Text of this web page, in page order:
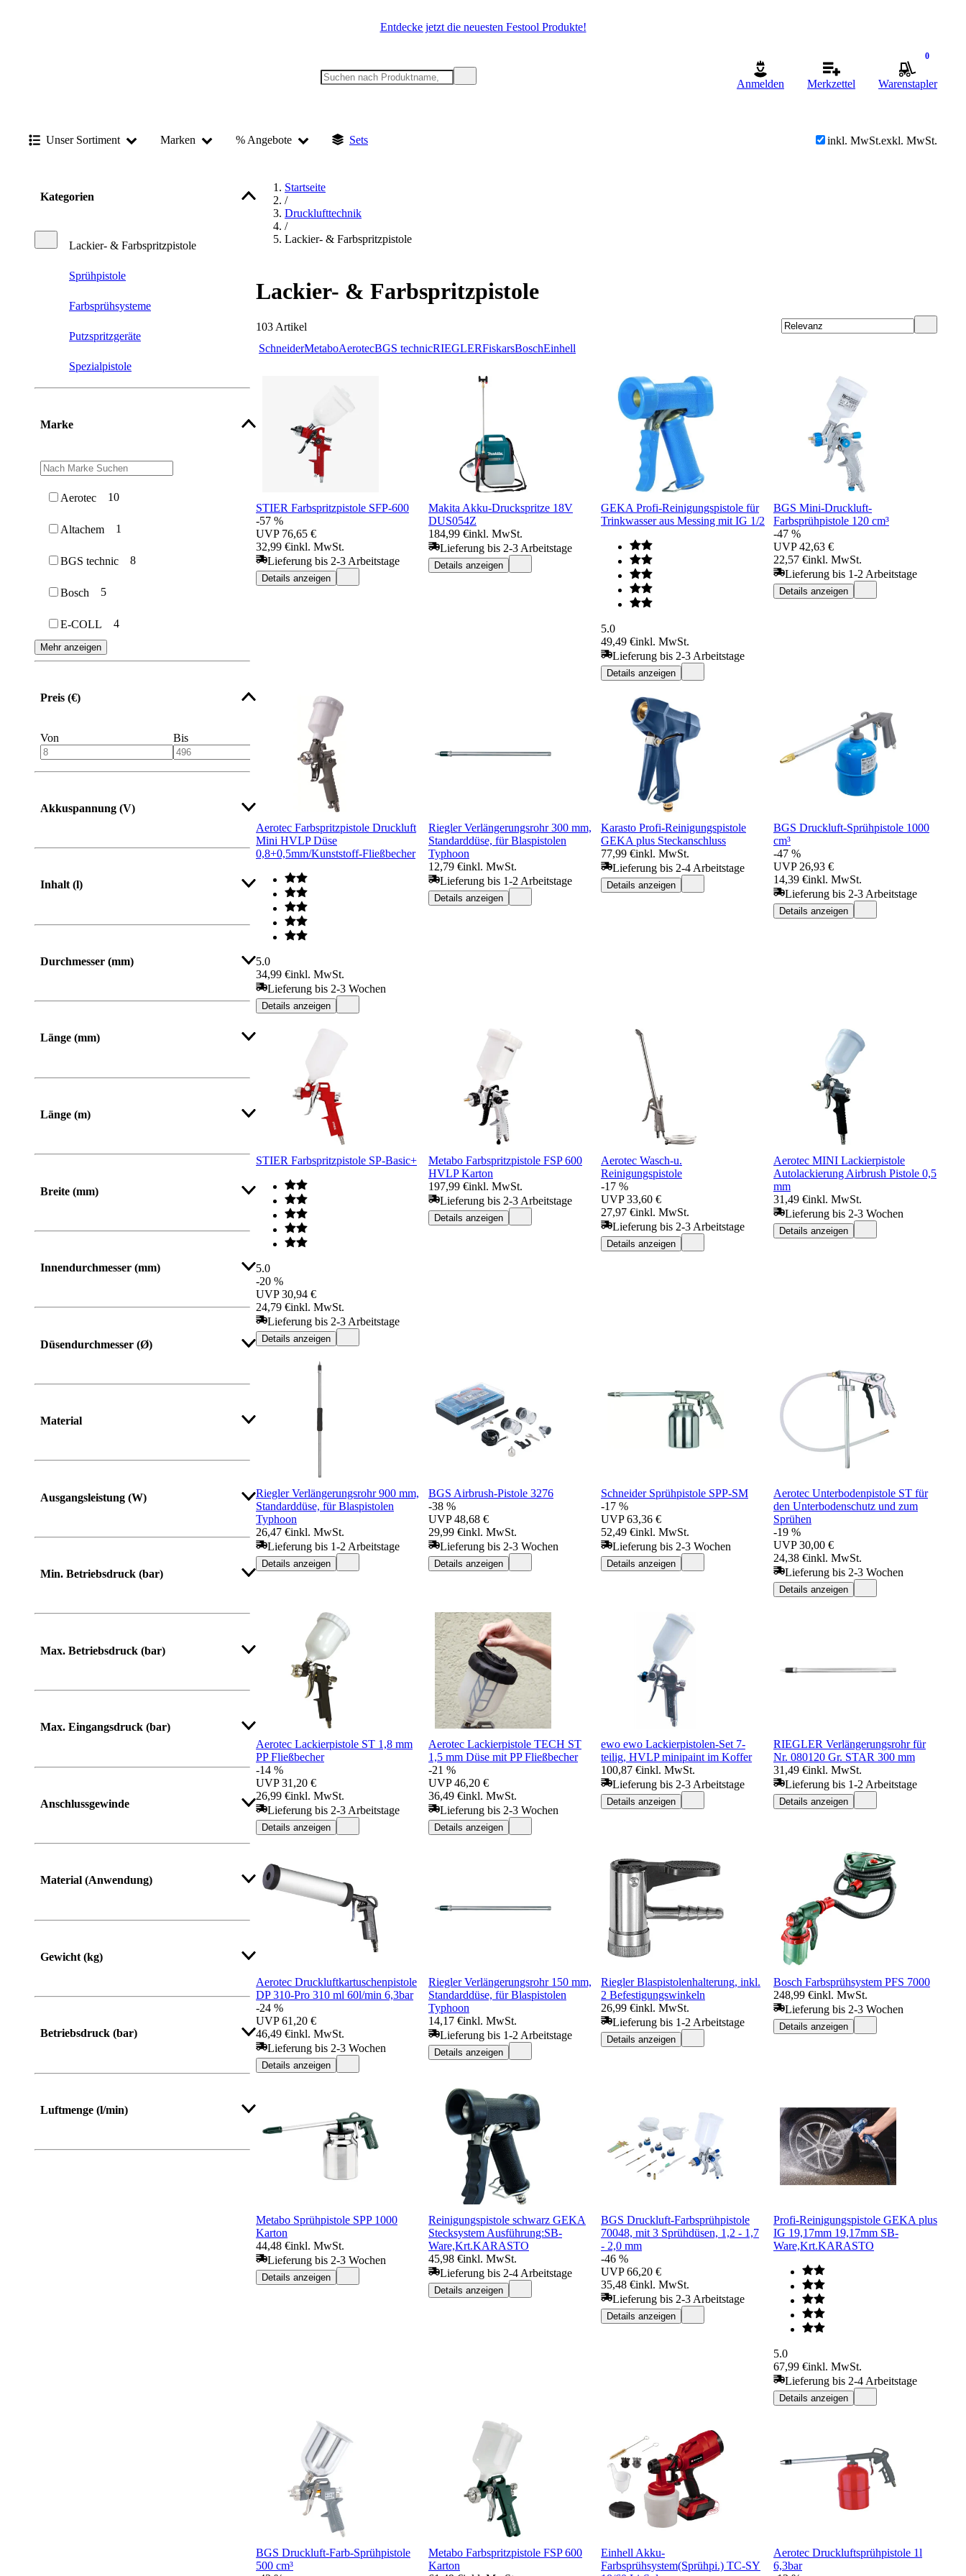
Entdecke jetzt die neuesten Festool Produkte!
Anmelden Merkzettel
0
Warenstapler
Unser Sortiment Marken % Angebote Sets inkl. MwSt.exkl. MwSt.
Kategorien
Lackier- & Farbspritzpistole
Sprühpistole
Farbsprühsysteme
Putzspritzgeräte
Spezialpistole
Marke
Aerotec 10
Altachem 1
BGS technic 8
Bosch 5
E-COLL 4
Mehr anzeigen
Preis (€)
Von Bis
Akkuspannung (V)
Inhalt (l)
Durchmesser (mm)
Länge (mm)
Von Bis
Länge (m)
Breite (mm)
Von Bis
Innendurchmesser (mm)
Düsendurchmesser (Ø)
Material
Ausgangsleistung (W)
Min. Betriebsdruck (bar)
Max. Betriebsdruck (bar)
Max. Eingangsdruck (bar)
Anschlussgewinde
Material (Anwendung)
Gewicht (kg)
Betriebsdruck (bar)
Luftmenge (l/min)
Startseite
/
Drucklufttechnik
/
Lackier- & Farbspritzpistole
Lackier- & Farbspritzpistole
103 Artikel
SchneiderMetaboAerotecBGS technicRIEGLERFiskarsBoschEinhell
STIER Farbspritzpistole SFP-600
-57 %
UVP 76,65 €
32,99 €inkl. MwSt.
Lieferung bis 2-3 Arbeitstage
Details anzeigen
Makita Akku-Druckspritze 18V
DUS054Z
184,99 €inkl. MwSt.
Lieferung bis 2-3 Arbeitstage
Details anzeigen
GEKA Profi-Reinigungspistole für
Trinkwasser aus Messing mit IG 1/2
5.0
49,49 €inkl. MwSt.
Lieferung bis 2-3 Arbeitstage
Details anzeigen
BGS Mini-Druckluft-
Farbsprühpistole 120 cm³
-47 %
UVP 42,63 €
22,57 €inkl. MwSt.
Lieferung bis 1-2 Arbeitstage
Details anzeigen
Aerotec Farbspritzpistole Druckluft
Mini HVLP Düse
0,8+0,5mm/Kunststoff-Fließbecher
5.0
34,99 €inkl. MwSt.
Lieferung bis 2-3 Wochen
Details anzeigen
Riegler Verlängerungsrohr 300 mm,
Standarddüse, für Blaspistolen
Typhoon
12,79 €inkl. MwSt.
Lieferung bis 1-2 Arbeitstage
Details anzeigen
Karasto Profi-Reinigungspistole
GEKA plus Steckanschluss
77,99 €inkl. MwSt.
Lieferung bis 2-4 Arbeitstage
Details anzeigen
BGS Druckluft-Sprühpistole 1000
cm³
-47 %
UVP 26,93 €
14,39 €inkl. MwSt.
Lieferung bis 2-3 Arbeitstage
Details anzeigen
STIER Farbspritzpistole SP-Basic+
5.0
-20 %
UVP 30,94 €
24,79 €inkl. MwSt.
Lieferung bis 2-3 Arbeitstage
Details anzeigen
Metabo Farbspritzpistole FSP 600
HVLP Karton
197,99 €inkl. MwSt.
Lieferung bis 2-3 Arbeitstage
Details anzeigen
Aerotec Wasch-u.
Reinigungspistole
-17 %
UVP 33,60 €
27,97 €inkl. MwSt.
Lieferung bis 2-3 Arbeitstage
Details anzeigen
Aerotec MINI Lackierpistole
Autolackierung Airbrush Pistole 0,5
mm
31,49 €inkl. MwSt.
Lieferung bis 2-3 Wochen
Details anzeigen
Riegler Verlängerungsrohr 900 mm,
Standarddüse, für Blaspistolen
Typhoon
26,47 €inkl. MwSt.
Lieferung bis 1-2 Arbeitstage
Details anzeigen
BGS Airbrush-Pistole 3276
-38 %
UVP 48,68 €
29,99 €inkl. MwSt.
Lieferung bis 2-3 Wochen
Details anzeigen
Schneider Sprühpistole SPP-SM
-17 %
UVP 63,36 €
52,49 €inkl. MwSt.
Lieferung bis 2-3 Wochen
Details anzeigen
Aerotec Unterbodenpistole ST für
den Unterbodenschutz und zum
Sprühen
-19 %
UVP 30,00 €
24,38 €inkl. MwSt.
Lieferung bis 2-3 Wochen
Details anzeigen
Aerotec Lackierpistole ST 1,8 mm
PP Fließbecher
-14 %
UVP 31,20 €
26,99 €inkl. MwSt.
Lieferung bis 2-3 Arbeitstage
Details anzeigen
Aerotec Lackierpistole TECH ST
1,5 mm Düse mit PP Fließbecher
-21 %
UVP 46,20 €
36,49 €inkl. MwSt.
Lieferung bis 2-3 Wochen
Details anzeigen
ewo ewo Lackierpistolen-Set 7-
teilig, HVLP minipaint im Koffer
100,87 €inkl. MwSt.
Lieferung bis 2-3 Arbeitstage
Details anzeigen
RIEGLER Verlängerungsrohr für
Nr. 080120 Gr. STAR 300 mm
31,49 €inkl. MwSt.
Lieferung bis 1-2 Arbeitstage
Details anzeigen
Aerotec Druckluftkartuschenpistole
DP 310-Pro 310 ml 60l/min 6,3bar
-24 %
UVP 61,20 €
46,49 €inkl. MwSt.
Lieferung bis 2-3 Wochen
Details anzeigen
Riegler Verlängerungsrohr 150 mm,
Standarddüse, für Blaspistolen
Typhoon
14,17 €inkl. MwSt.
Lieferung bis 1-2 Arbeitstage
Details anzeigen
Riegler Blaspistolenhalterung, inkl.
2 Befestigungswinkeln
26,99 €inkl. MwSt.
Lieferung bis 1-2 Arbeitstage
Details anzeigen
Bosch Farbsprühsystem PFS 7000
248,99 €inkl. MwSt.
Lieferung bis 2-3 Wochen
Details anzeigen
Metabo Sprühpistole SPP 1000
Karton
44,48 €inkl. MwSt.
Lieferung bis 2-3 Wochen
Details anzeigen
Reinigungspistole schwarz GEKA
Stecksystem Ausführung:SB-
Ware,Krt.KARASTO
45,98 €inkl. MwSt.
Lieferung bis 2-4 Arbeitstage
Details anzeigen
BGS Druckluft-Farbsprühpistole
70048, mit 3 Sprühdüsen, 1,2 - 1,7
- 2,0 mm
-46 %
UVP 66,20 €
35,48 €inkl. MwSt.
Lieferung bis 2-3 Arbeitstage
Details anzeigen
Profi-Reinigungspistole GEKA plus
IG 19,17mm 19,17mm SB-
Ware,Krt.KARASTO
5.0
67,99 €inkl. MwSt.
Lieferung bis 2-4 Arbeitstage
Details anzeigen
BGS Druckluft-Farb-Sprühpistole
500 cm³
Metabo Farbspritzpistole FSP 600
Karton
Einhell Akku-
Farbsprühsystem(Sprühpi.) TC-SY
Aerotec Druckluftsprühpistole 1l
6,3bar